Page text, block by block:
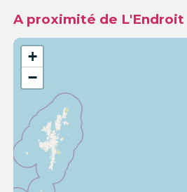
A proximité de L'Endroit
+
−